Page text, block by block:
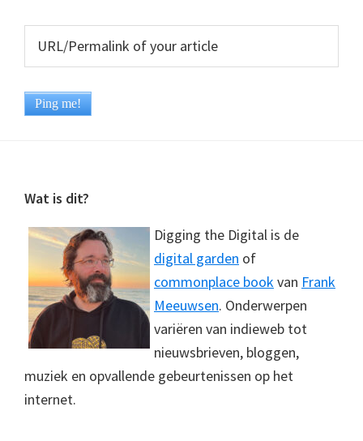
Footer
Wat is dit?
Digging the Digital is de
digital garden of
commonplace bookvan Frank
Meeuwsen. Onderwerpen
variëren van indieweb tot
nieuwsbrieven, bloggen,
muziek en opvallende gebeurtenissen op het
internet.